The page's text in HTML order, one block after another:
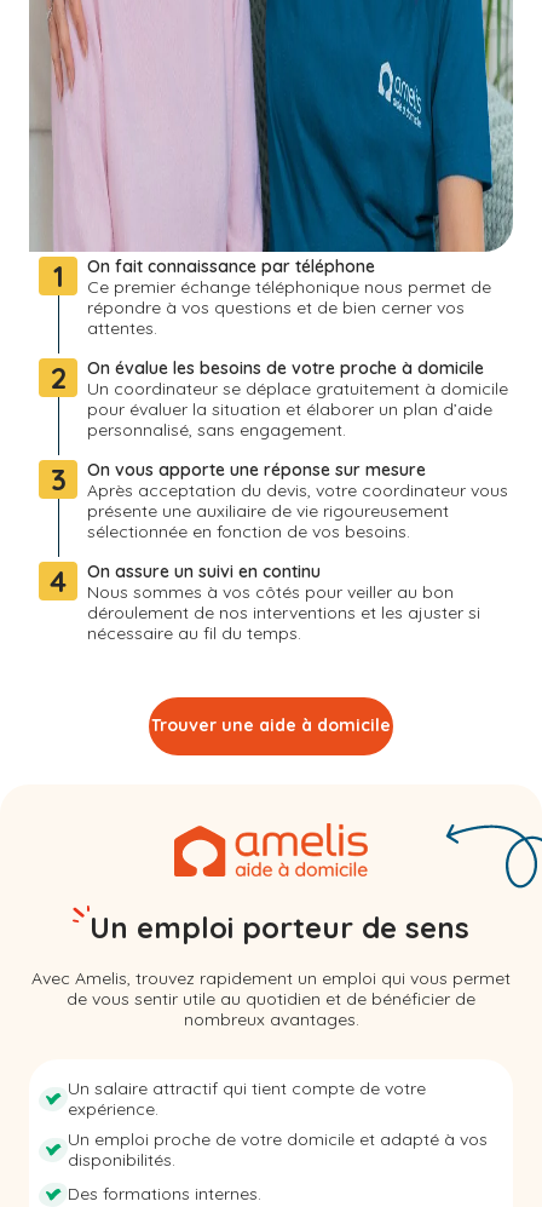
1
On fait connaissance par téléphone
Ce premier échange téléphonique nous permet de
répondre à vos questions et de bien cerner vos
attentes.
2
On évalue les besoins de votre proche à domicile
Un coordinateur se déplace gratuitement à domicile
pour évaluer la situation et élaborer un plan d’aide
personnalisé, sans engagement.
3
On vous apporte une réponse sur mesure
Après acceptation du devis, votre coordinateur vous
présente une auxiliaire de vie rigoureusement
sélectionnée en fonction de vos besoins.
4
On assure un suivi en continu
Nous sommes à vos côtés pour veiller au bon
déroulement de nos interventions et les ajuster si
nécessaire au fil du temps.
Trouver une aide à domicile
Un emploi porteur de sens
Avec Amelis, trouvez rapidement un emploi qui vous permet
de vous sentir utile au quotidien et de bénéficier de
nombreux avantages.
Un salaire attractif qui tient compte de votre
expérience.
Un emploi proche de votre domicile et adapté à vos
disponibilités.
Des formations internes.